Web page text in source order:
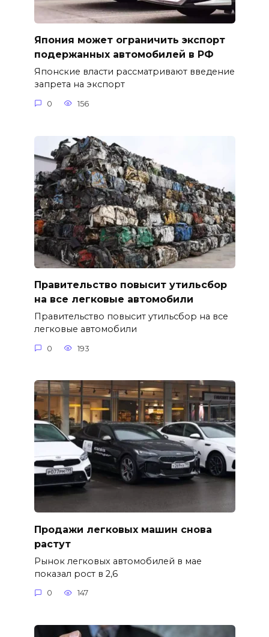
Япония может ограничить экспорт
подержанных автомобилей в РФ
Японские власти рассматривают введение
запрета на экспорт
0 156
Правительство повысит утильсбор
на все легковые автомобили
Правительство повысит утильсбор на все
легковые автомобили
0 193
Продажи легковых машин снова
растут
Рынок легковых автомобилей в мае
показал рост в 2,6
0 147